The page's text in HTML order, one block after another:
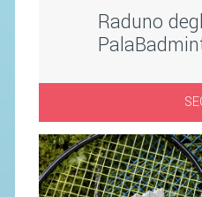
Raduno
GIUSTIZIA